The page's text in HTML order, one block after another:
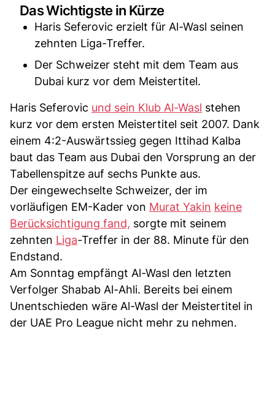
Das Wichtigste in Kürze
Haris Seferovic erzielt für Al-Wasl seinen
zehnten Liga-Treffer.
Der Schweizer steht mit dem Team aus
Dubai kurz vor dem Meistertitel.
Haris Seferovic und sein Klub Al-Wasl stehen
kurz vor dem ersten Meistertitel seit 2007. Dank
einem 4:2-Auswärtssieg gegen Ittihad Kalba
baut das Team aus Dubai den Vorsprung an der
Tabellenspitze auf sechs Punkte aus.
Der eingewechselte Schweizer, der im
vorläufigen EM-Kader von Murat Yakin keine
Berücksichtigung fand, sorgte mit seinem
zehnten Liga-Treffer in der 88. Minute für den
Endstand.
Am Sonntag empfängt Al-Wasl den letzten
Verfolger Shabab Al-Ahli. Bereits bei einem
Unentschieden wäre Al-Wasl der Meistertitel in
der UAE Pro League nicht mehr zu nehmen.